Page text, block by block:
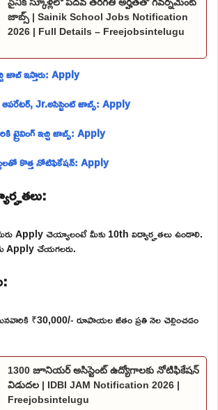
జాబ్స్ | Sainik School Jobs Notification
2026 | Full Details – Freejobsintelugu
జాబ్ ఇస్తారు: Apply
ఆపరేటర్, Jr.అసిస్టెంట్ జాబ్స్: Apply
ట్రైనింగ్ ఇచ్చి జాబ్స్: Apply
కొత్త నోటిఫికేషన్: Apply
Apply చెయ్యాలంటే మీకు 10th విద్యార్హతలు ఉండాలి.
Apply చేయగలరు.
₹30,000/- రూపాయల జీతం ప్రతి నెల చెల్లించడం
1300 జూనియర్ అసిస్టెంట్ ఉద్యోగాలకు నోటిఫికేషన్
విడుదల | IDBI JAM Notification 2026 |
Freejobsintelugu